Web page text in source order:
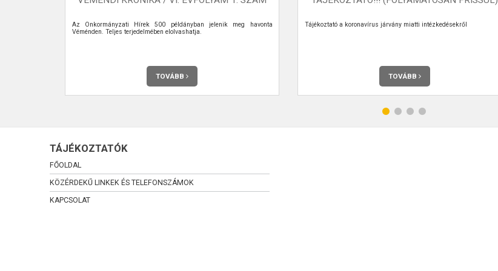
Az Önkormányzati Hírek 500 példányban jelenik meg havonta
Véménden. Teljes terjedelmében elolvashatja.
TOVÁBB
Tájékoztató a koronavírus járvány miatti intézkedésekről
TOVÁBB
TÁJÉKOZTATÓK
FŐOLDAL
KÖZÉRDEKŰ LINKEK ÉS TELEFONSZÁMOK
KAPCSOLAT